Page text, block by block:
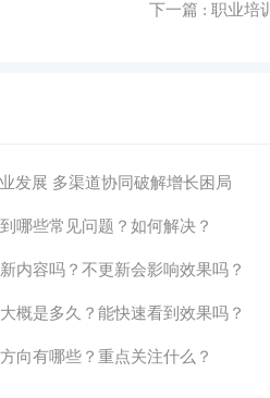
下一篇 : 职业培训
发展 多渠道协同破解增长困局
哪些常见问题？如何解决？
内容吗？不更新会影响效果吗？
概是多久？能快速看到效果吗？
向有哪些？重点关注什么？